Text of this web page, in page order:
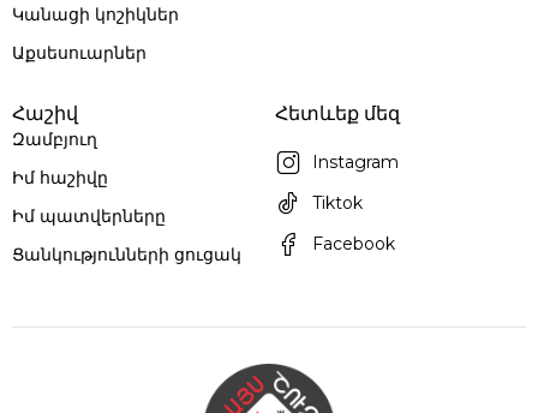
Կանացի կոշիկներ
Աքսեսուարներ
Հաշիվ
Զամբյուղ
Իմ հաշիվը
Իմ պատվերները
Ցանկությունների ցուցակ
Հետևեք մեզ
Instagram
Tiktok
Facebook